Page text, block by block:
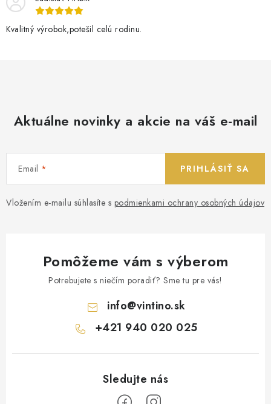
Kvalitný výrobok,potešil celú rodinu.
Aktuálne novinky a akcie na váš e-mail
Email
Vložením e-mailu súhlasíte s podmienkami ochrany osobných údajov
PRIHLÁSIŤ SA
Pomôžeme vám s výberom
Potrebujete s niečím poradiť? Sme tu pre vás!
info@vintino.sk
+421 940 020 025